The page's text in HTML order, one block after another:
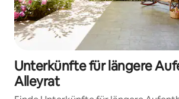
Unterkünfte für längere
Alleyrat